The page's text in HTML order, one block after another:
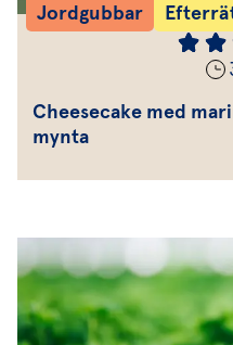
Jordgubbar
Cheesecake med
mynta